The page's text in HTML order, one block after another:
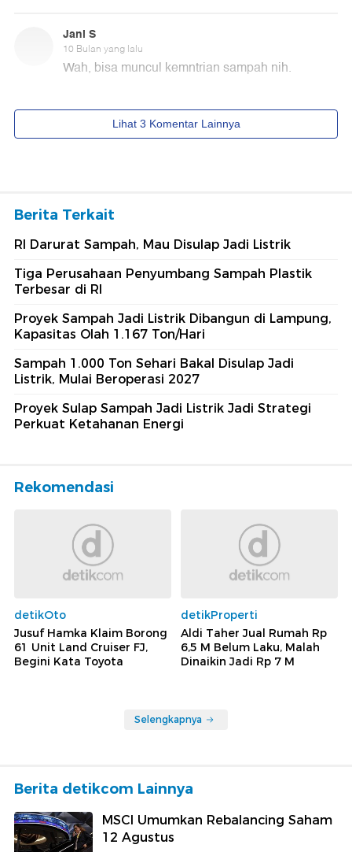
Berita Terkait
RI Darurat Sampah, Mau Disulap Jadi Listrik
Tiga Perusahaan Penyumbang Sampah Plastik
Terbesar di RI
Proyek Sampah Jadi Listrik Dibangun di Lampung,
Kapasitas Olah 1.167 Ton/Hari
Sampah 1.000 Ton Sehari Bakal Disulap Jadi
Listrik, Mulai Beroperasi 2027
Proyek Sulap Sampah Jadi Listrik Jadi Strategi
Perkuat Ketahanan Energi
Rekomendasi
detikOto
Jusuf Hamka Klaim Borong
61 Unit Land Cruiser FJ,
Begini Kata Toyota
detikProperti
Aldi Taher Jual Rumah Rp
6,5 M Belum Laku, Malah
Dinaikin Jadi Rp 7 M
Selengkapnya
Berita detikcom Lainnya
MSCI Umumkan Rebalancing Saham
12 Agustus